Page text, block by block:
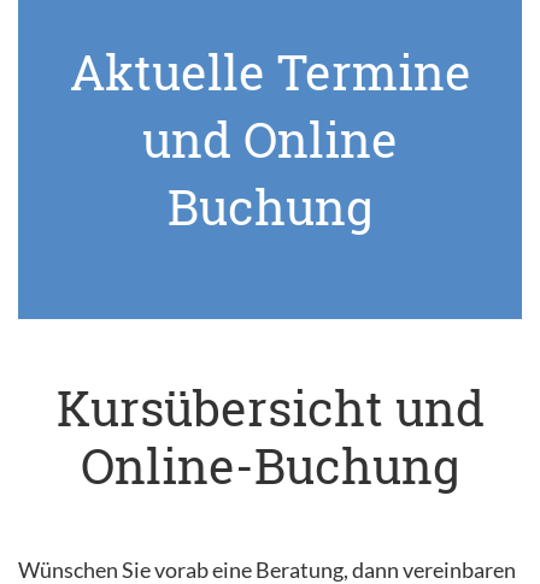
Aktuelle Termine
und Online
Buchung
Kursübersicht und
Online-Buchung
Wünschen Sie vorab eine Beratung, dann vereinbaren